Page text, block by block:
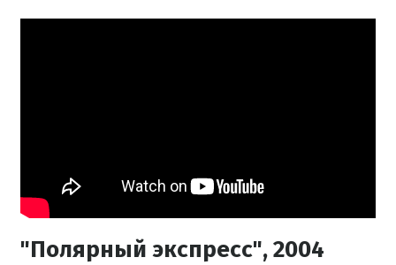
"Полярный экспресс", 2004